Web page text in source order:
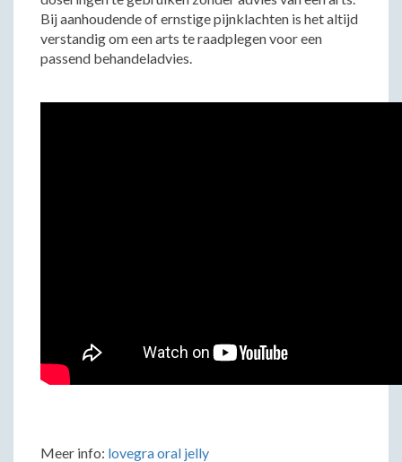
Bij aanhoudende of ernstige pijnklachten is het altijd
verstandig om een arts te raadplegen voor een
passend behandeladvies.
Meer info: lovegra oral jelly